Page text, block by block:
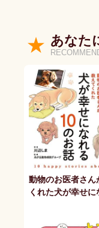
あなた
動物のお医者さん
くれた犬が幸せに